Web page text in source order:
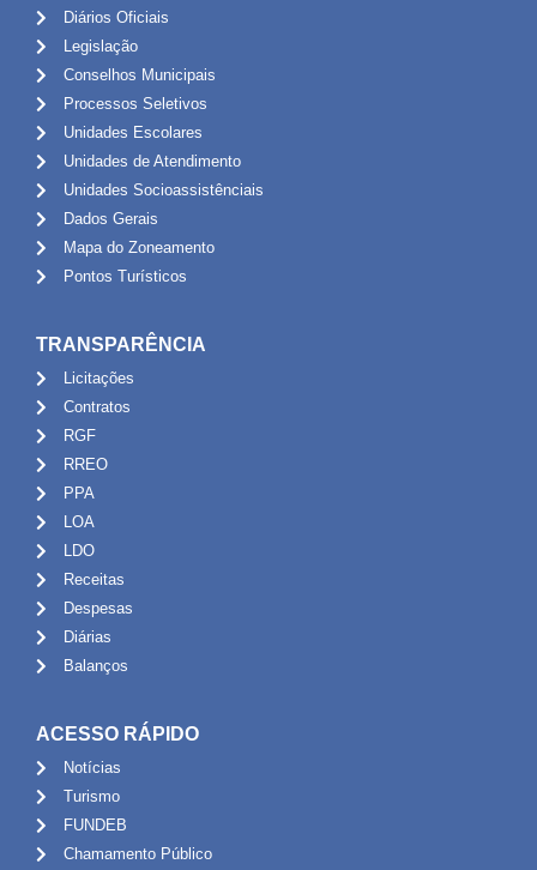
Diários Oficiais
Legislação
Conselhos Municipais
Processos Seletivos
Unidades Escolares
Unidades de Atendimento
Unidades Socioassistênciais
Dados Gerais
Mapa do Zoneamento
Pontos Turísticos
TRANSPARÊNCIA
Licitações
Contratos
RGF
RREO
PPA
LOA
LDO
Receitas
Despesas
Diárias
Balanços
ACESSO RÁPIDO
Notícias
Turismo
FUNDEB
Chamamento Público